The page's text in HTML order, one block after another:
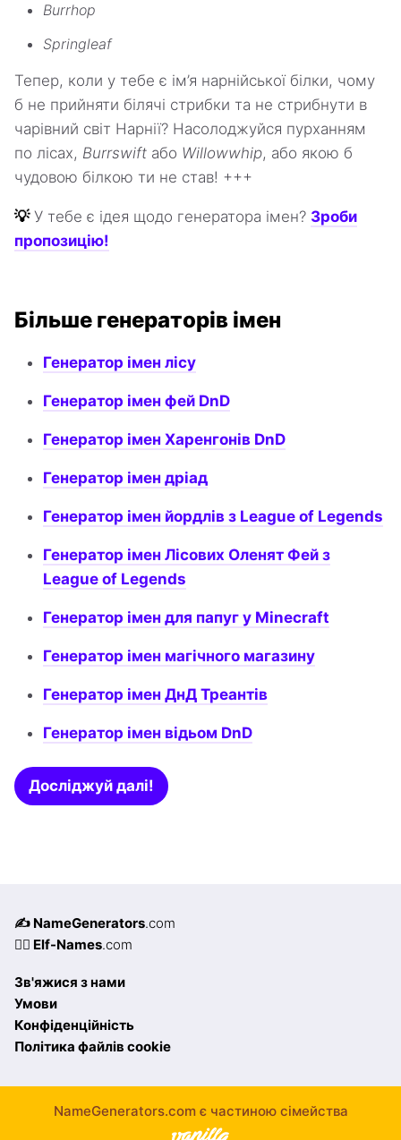
Burrhop
Springleaf
Тепер, коли у тебе є ім’я нарнійської білки, чому
б не прийняти білячі стрибки та не стрибнути в
чарівний світ Нарнії? Насолоджуйся пурханням
по лісах, Burrswift або Willowwhip, або якою б
чудовою білкою ти не став! +++
💡 У тебе є ідея щодо генератора імен? Зроби
пропозицію!
Більше генераторів імен
Генератор імен лісу
Генератор імен фей DnD
Генератор імен Харенгонів DnD
Генератор імен дріад
Генератор імен йордлів з League of Legends
Генератор імен Лісових Оленят Фей з
League of Legends
Генератор імен для папуг у Minecraft
Генератор імен магічного магазину
Генератор імен ДнД Треантів
Генератор імен відьом DnD
Досліджуй далі!
✍️ NameGenerators.com
🧝‍♀️ Elf-Names.com
Зв'яжися з нами
Умови
Конфіденційність
Політика файлів cookie
NameGenerators.com є частиною сімейства